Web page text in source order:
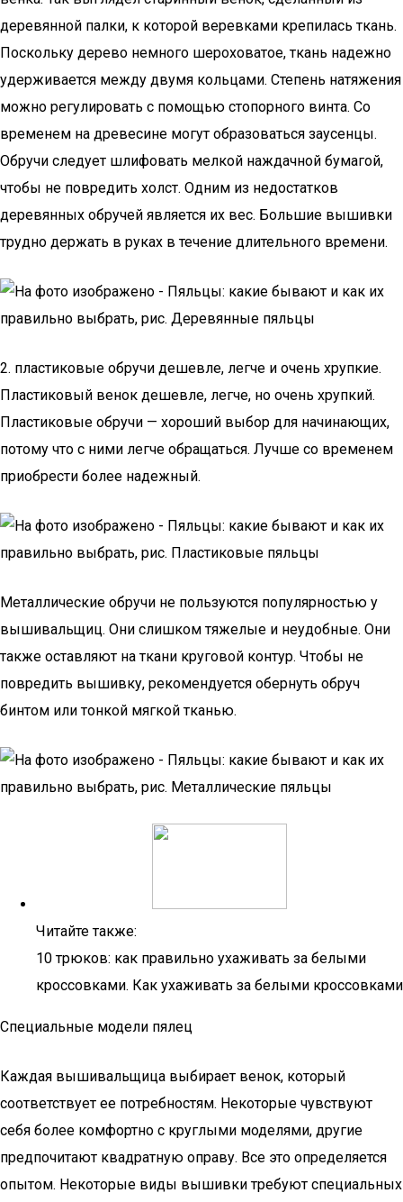
деревянной палки, к которой веревками крепилась ткань.
Поскольку дерево немного шероховатое, ткань надежно
удерживается между двумя кольцами. Степень натяжения
можно регулировать с помощью стопорного винта. Со
временем на древесине могут образоваться заусенцы.
Обручи следует шлифовать мелкой наждачной бумагой,
чтобы не повредить холст. Одним из недостатков
деревянных обручей является их вес. Большие вышивки
трудно держать в руках в течение длительного времени.
2. пластиковые обручи дешевле, легче и очень хрупкие.
Пластиковый венок дешевле, легче, но очень хрупкий.
Пластиковые обручи — хороший выбор для начинающих,
потому что с ними легче обращаться. Лучше со временем
приобрести более надежный.
Металлические обручи не пользуются популярностью у
вышивальщиц. Они слишком тяжелые и неудобные. Они
также оставляют на ткани круговой контур. Чтобы не
повредить вышивку, рекомендуется обернуть обруч
бинтом или тонкой мягкой тканью.
Читайте также:
10 трюков: как правильно ухаживать за белыми
кроссовками. Как ухаживать за белыми кроссовками
Специальные модели пялец
Каждая вышивальщица выбирает венок, который
соответствует ее потребностям. Некоторые чувствуют
себя более комфортно с круглыми моделями, другие
предпочитают квадратную оправу. Все это определяется
опытом. Некоторые виды вышивки требуют специальных